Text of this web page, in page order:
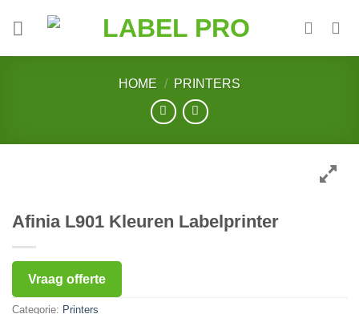
HOME / PRINTERS
Afinia L901 Kleuren Labelprinter
Vraag offerte
Categorie: Printers